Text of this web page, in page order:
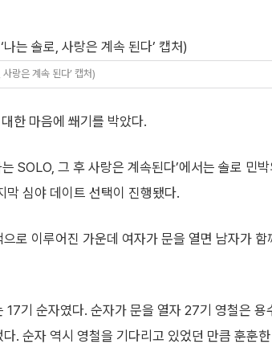
랑은 계속 된다’ 캡처)
한 마음에 쐐기를 박았다.
SOLO, 그 후 사랑은 계속된다’에서는 솔로 민박
막 심야 데이트 선택이 진행됐다.
로 이루어진 가운데 여자가 문을 열면 남자가 함
17기 순자였다. 순자가 문을 열자 27기 영철은 용
. 순자 역시 영철을 기다리고 있었던 만큼 훈훈한